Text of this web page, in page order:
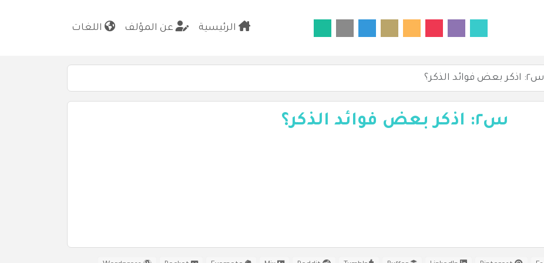
الرئيسية عن المؤلف اللغات
س٢: اذكر بعض فوائد الذكر؟
س٢: اذكر بعض فوائد الذكر؟